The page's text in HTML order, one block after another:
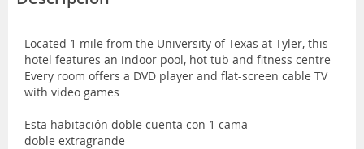
Located 1 mile from the University of Texas at Tyler, this
hotel features an indoor pool, hot tub and fitness centre
Every room offers a DVD player and flat-screen cable TV
with video games
Esta habitación doble cuenta con 1 cama
doble extragrande